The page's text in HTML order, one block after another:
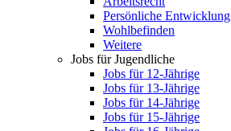
Persönliche Entwicklung
Wohlbefinden
Weitere
Jobs für Jugendliche
Jobs für 12-Jährige
Jobs für 13-Jährige
Jobs für 14-Jährige
Jobs für 15-Jährige